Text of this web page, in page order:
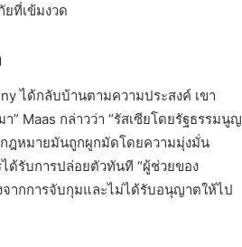
ยที่เข้มงวด
ได้กลับบ้านตามความประสงค์ เขา
” Maas กล่าวว่า “รัสเซียโดยรัฐธรรมนูญ
กฎหมายมันถูกผูกมัดโดยความมุ่งมั่น
ได้รับการปล่อยตัวทันที “ผู้ช่วยของ
จากการจับกุมและไม่ได้รับอนุญาตให้ไป